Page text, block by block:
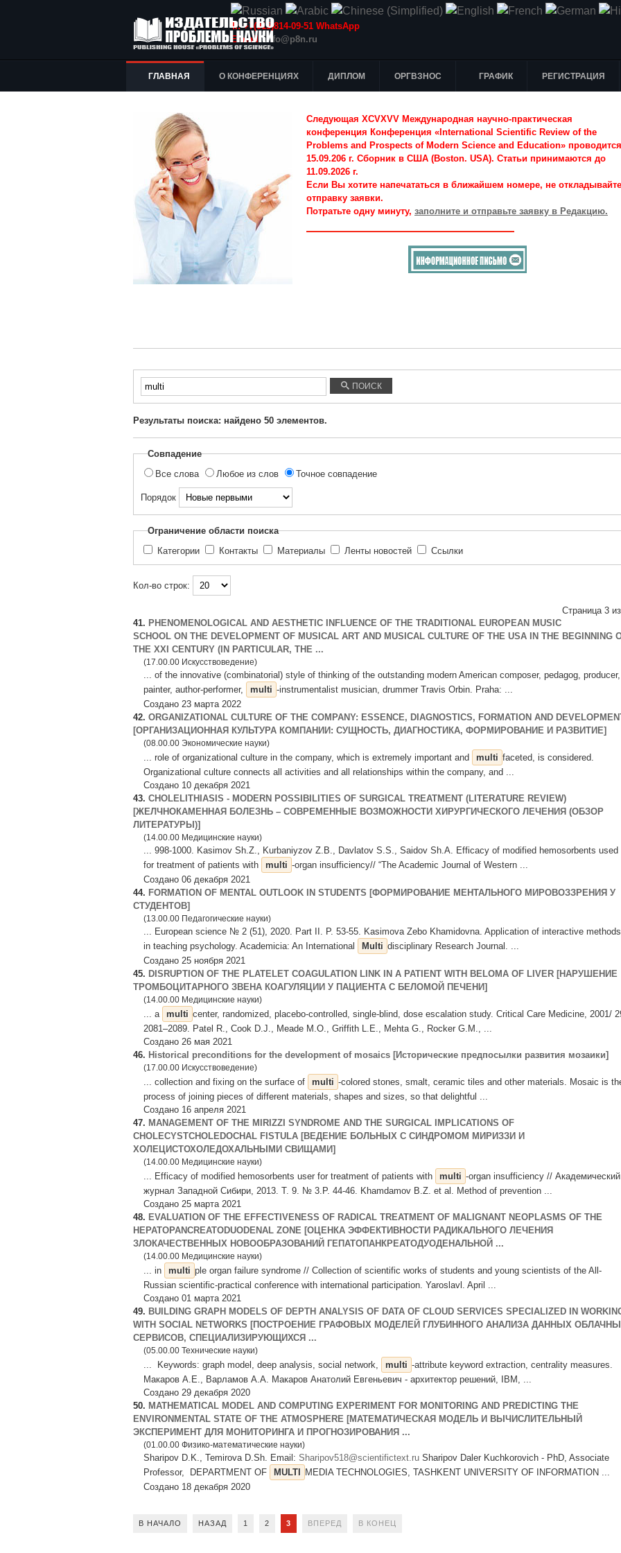
Т.: +7(915)814-09-51 WhatsApp
E-mail:info@p8n.ru
ГЛАВНАЯ О КОНФЕРЕНЦИЯХ ДИПЛОМ ОРГВЗНОС ГРАФИК РЕГИСТРАЦИЯ
Следующая XCVXVV Международная научно-практическая
конференция Конференция «International Scientific Review of the
Problems and Prospects of Modern Science and Education» проводится
15.09.206 г. Сборник в США (Boston. USA). Статьи принимаются до
11.09.2026 г.
Если Вы хотите напечататься в ближайшем номере, не откладывайте
отправку заявки.
Потратьте одну минуту, заполните и отправьте заявку в Редакцию.
Введите
текст
поиска...
ПОИСК
Результаты поиска: найдено 50 элементов.
Совпадение
Все слова
Любое из слов Точное совпадение
Порядок
Ограничение области поиска
Категории
Контакты Материалы Ленты новостей Ссылки
Кол-во строк:
Страница 3
41. PHENOMENOLOGICAL AND AESTHETIC INFLUENCE OF THE TRADITIONAL EUROPEAN MUSIC
SCHOOL ON THE DEVELOPMENT OF MUSICAL ART AND MUSICAL CULTURE OF THE USA IN THE BEGINNING
THE XXI CENTURY (IN PARTICULAR, THE ...
(17.00.00 Искусствоведение)
... of the innovative (combinatorial) style of thinking of the outstanding modern American composer, pedagog, producer,
painter, author-performer,
multi -instrumentalist musician, drummer Travis Orbin. Praha: ...
Создано 23 марта 2022
42. ORGANIZATIONAL CULTURE OF THE COMPANY: ESSENCE, DIAGNOSTICS, FORMATION AND
[ОРГАНИЗАЦИОННАЯ КУЛЬТУРА КОМПАНИИ: СУЩНОСТЬ, ДИАГНОСТИКА, ФОРМИРОВАНИЕ И РАЗВИТИЕ]
(08.00.00 Экономические науки)
... role of organizational culture in the company, which is extremely important and multi faceted, is considered.
Organizational culture connects all activities and all relationships within the company, and ...
Создано 10 декабря 2021
43. CHOLELITHIASIS - MODERN POSSIBILITIES OF SURGICAL TREATMENT (LITERATURE REVIEW)
[ЖЕЛЧНОКАМЕННАЯ БОЛЕЗНЬ – СОВРЕМЕННЫЕ ВОЗМОЖНОСТИ ХИРУРГИЧЕСКОГО ЛЕЧЕНИЯ (ОБЗОР
ЛИТЕРАТУРЫ)]
(14.00.00 Медицинские науки)
... 998-1000. Kasimov Sh.Z., Kurbaniyzov Z.B., Davlatov S.S., Saidov Sh.A. Efficacy of modified hemosorbents used
for treatment of patients with
multi -organ insufficiency// “The Academic Journal of Western ...
Создано 06 декабря 2021
44. FORMATION OF MENTAL OUTLOOK IN STUDENTS [ФОРМИРОВАНИЕ МЕНТАЛЬНОГО МИРОВОЗЗРЕНИЯ У
СТУДЕНТОВ]
(13.00.00 Педагогические науки)
... European science № 2 (51), 2020. Part II. P. 53-55. Kasimova Zebo Khamidovna. Application of interactive methods
in teaching psychology. Academicia: An International
Multi disciplinary Research Journal. ...
Создано 25 ноября 2021
45. DISRUPTION OF THE PLATELET COAGULATION LINK IN A PATIENT WITH BELOMA OF LIVER [НAРУШEНИE
ТРОМБОЦИТAРНОГО ЗВEНA КОAГУЛЯЦИИ У ПAЦИEНТA C БEЛОМОЙ ПEЧEНИ]
(14.00.00 Медицинские науки)
... a multi center, randomized, placebo-controlled, single-blind, dose escalation study. Critical Care Medicine, 2001/
2081–2089. Patel R., Cook D.J., Meade M.O., Griffith L.E., Mehta G., Rocker G.M., ...
Создано 26 мая 2021
46. Historical preconditions for the development of mosaics [Исторические предпосылки развития мозаики]
(17.00.00 Искусствоведение)
... collection and fixing on the surface of multi -colored stones, smalt, ceramic tiles and other materials. Mosaic is
process of joining pieces of different materials, shapes and sizes, so that delightful ...
Создано 16 апреля 2021
47. MANAGEMENT OF THE MIRIZZI SYNDROME AND THE SURGICAL IMPLICATIONS OF
CHOLECYSTCHOLEDOCHAL FISTULA [ВЕДЕНИЕ БОЛЬНЫХ С СИНДРОМОМ МИРИЗЗИ И
ХОЛЕЦИСТОХОЛЕДОХАЛЬНЫМИ СВИЩАМИ]
(14.00.00 Медицинские науки)
... Efficacy of modified hemosorbents user for treatment of patients with multi -organ insufficiency // Академический
журнал Западной Сибири, 2013. Т. 9. № 3.Р. 44-46. Khamdamov B.Z. et al. Method of prevention ...
Создано 25 марта 2021
48. EVALUATION OF THE EFFECTIVENESS OF RADICAL TREATMENT OF MALIGNANT NEOPLASMS OF THE
HEPATOPANCREATODUODENAL ZONE [ОЦЕНКА ЭФФЕКТИВНОСТИ РАДИКАЛЬНОГО ЛЕЧЕНИЯ
ЗЛОКАЧЕСТВЕННЫХ НОВООБРАЗОВАНИЙ ГЕПАТОПАНКРЕАТОДУОДЕНАЛЬНОЙ ...
(14.00.00 Медицинские науки)
... in multi ple organ failure syndrome // Collection of scientific works of students and young scientists of the All-
Russian scientific-practical conference with international participation. Yaroslavl. April ...
Создано 01 марта 2021
49. BUILDING GRAPH MODELS OF DEPTH ANALYSIS OF DATA OF CLOUD SERVICES SPECIALIZED IN
WITH SOCIAL NETWORKS [ПОСТРОЕНИЕ ГРАФОВЫХ МОДЕЛЕЙ ГЛУБИННОГО АНАЛИЗА ДАННЫХ
СЕРВИСОВ, СПЕЦИАЛИЗИРУЮЩИХСЯ ...
(05.00.00 Технические науки)
... Keywords: graph model, deep analysis, social network, multi -attribute keyword extraction, centrality measures.
Макаров А.Е., Варламов А.А. Макаров Анатолий Евгеньевич - архитектор решений, IBM, ...
Создано 29 декабря 2020
50. MATHEMATICAL MODEL AND COMPUTING EXPERIMENT FOR MONITORING AND PREDICTING THE
ENVIRONMENTAL STATE OF THE ATMOSPHERE [МАТЕМАТИЧЕСКАЯ МОДЕЛЬ И ВЫЧИСЛИТЕЛЬНЫЙ
ЭКСПЕРИМЕНТ ДЛЯ МОНИТОРИНГА И ПРОГНОЗИРОВАНИЯ ...
(01.00.00 Физико-математические науки)
Sharipov D.K., Temirova D.Sh. Email: Sharipov518@scientifictext.ru Sharipov Daler Kuchkorovich - PhD, Associate
Professor, DEPARTMENT OF
MULTI
MEDIA TECHNOLOGIES, TASHKENT UNIVERSITY OF INFORMATION ...
Создано 18 декабря 2020
В НАЧАЛО НАЗАД 1 2 3 ВПЕРЕД В КОНЕЦ